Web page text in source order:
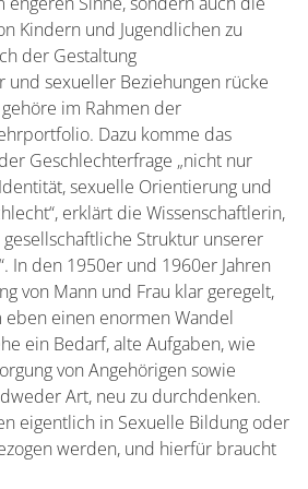
Kindern und Jugendlichen zu
der Gestaltung
und sexueller Beziehungen rücke
im Rahmen der
Dazu komme das
Geschlechterfrage „nicht nur
sexuelle Orientierung und
erklärt die Wissenschaftlerin,
Struktur unserer
In den 1950er und 1960er Jahren
von Mann und Frau klar geregelt,
einen enormen Wandel
ein Bedarf, alte Aufgaben, wie
von Angehörigen sowie
Art, neu zu durchdenken.
eigentlich in Sexuelle Bildung oder
werden, und hierfür braucht